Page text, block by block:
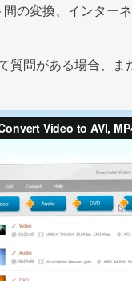
の変換、インター
質問がある場合、